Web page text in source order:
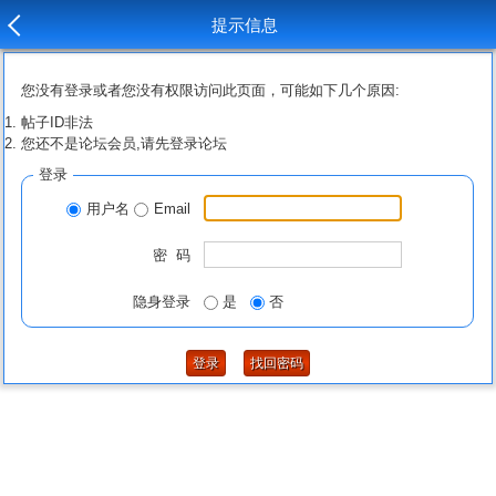
提示信息
您没有登录或者您没有权限访问此页面，可能如下几个原因:
帖子ID非法
您还不是论坛会员,请先登录论坛
登录
用户名 Email
密 码
隐身登录 是 否